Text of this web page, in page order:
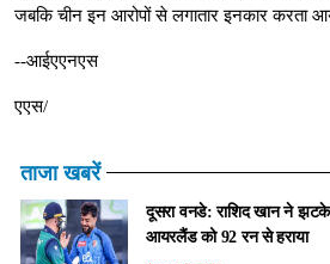
जबकि चीन इन आरोपों से लगातार इनकार करता
--आईएएनएस
एएस/
ताजा खबरें
दूसरा वनडे: राशिद खान ने
आयरलैंड को 92 रन से हराया